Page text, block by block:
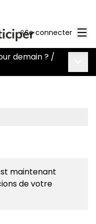
Se connecter
demain ? /
maintenant
de votre